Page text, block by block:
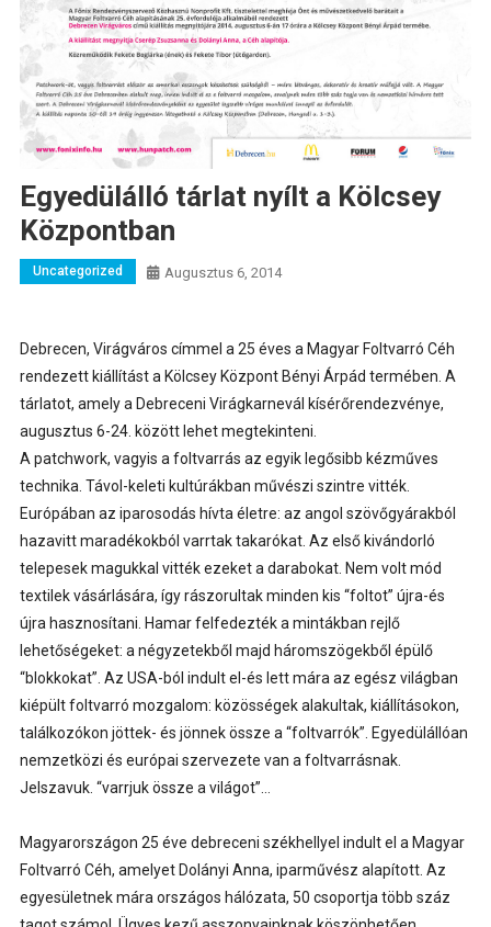
Egyedülálló tárlat nyílt a Kölcsey
Központban
Uncategorized Augusztus 6, 2014
Debrecen, Virágváros címmel a 25 éves a Magyar Foltvarró Céh
rendezett kiállítást a Kölcsey Központ Bényi Árpád termében. A
tárlatot, amely a Debreceni Virágkarnevál kísérőrendezvénye,
augusztus 6-24. között lehet megtekinteni.
A patchwork, vagyis a foltvarrás az egyik legősibb kézműves
technika. Távol-keleti kultúrákban művészi szintre vitték.
Európában az iparosodás hívta életre: az angol szövőgyárakból
hazavitt maradékokból varrtak takarókat. Az első kivándorló
telepesek magukkal vitték ezeket a darabokat. Nem volt mód
textilek vásárlására, így rászorultak minden kis “foltot” újra-és
újra hasznosítani. Hamar felfedezték a mintákban rejlő
lehetőségeket: a négyzetekből majd háromszögekből épülő
“blokkokat”. Az USA-ból indult el-és lett mára az egész világban
kiépült foltvarró mozgalom: közösségek alakultak, kiállításokon,
találkozókon jöttek- és jönnek össze a “foltvarrók”. Egyedülállóan
nemzetközi és európai szervezete van a foltvarrásnak.
Jelszavuk. “varrjuk össze a világot”…
Magyarországon 25 éve debreceni székhellyel indult el a Magyar
Foltvarró Céh, amelyet Dolányi Anna, iparművész alapított. Az
egyesületnek mára országos hálózata, 50 csoportja több száz